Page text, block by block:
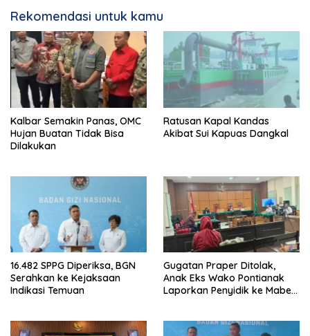
Rekomendasi untuk kamu
Kalbar Semakin Panas, OMC
Hujan Buatan Tidak Bisa
Dilakukan
Ratusan Kapal Kandas
Akibat Sui Kapuas Dangkal
16.482 SPPG Diperiksa, BGN
Serahkan ke Kejaksaan
Indikasi Temuan
Gugatan Praper Ditolak,
Anak Eks Wako Pontianak
Laporkan Penyidik ke Mabes